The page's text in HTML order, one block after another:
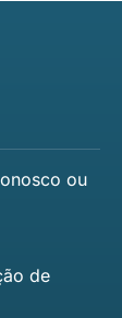
ou
de